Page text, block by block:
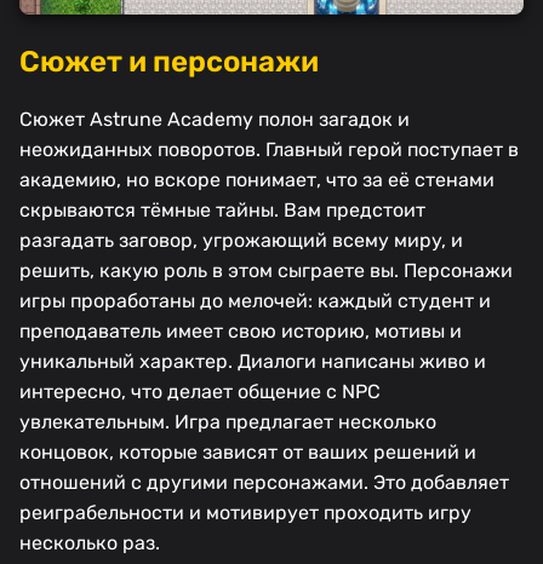
Сюжет и персонажи
Сюжет Astrune Academy полон загадок и
неожиданных поворотов. Главный герой поступает в
академию, но вскоре понимает, что за её стенами
скрываются тёмные тайны. Вам предстоит
разгадать заговор, угрожающий всему миру, и
решить, какую роль в этом сыграете вы. Персонажи
игры проработаны до мелочей: каждый студент и
преподаватель имеет свою историю, мотивы и
уникальный характер. Диалоги написаны живо и
интересно, что делает общение с NPC
увлекательным. Игра предлагает несколько
концовок, которые зависят от ваших решений и
отношений с другими персонажами. Это добавляет
реиграбельности и мотивирует проходить игру
несколько раз.